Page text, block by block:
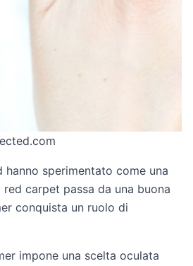
hanno sperimentato come una
carpet passa da una buona
conquista un ruolo di
impone una scelta oculata